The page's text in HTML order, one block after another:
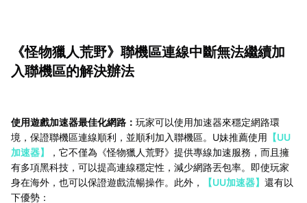
《怪物獵人荒野》聯機區連線中斷無法繼續加
入聯機區的解決辦法
使用遊戲加速器最佳化網路： 玩家可以使用加速器來穩定網路環
境，保證聯機區連線順利，並順利加入聯機區。U妹推薦使用 【UU
加速器】
，它不僅為《怪物獵人荒野》提供專線加速服務，而且擁
有多項黑科技，可以提高連線穩定性，減少網路丟包率。即使玩家
身在海外，也可以保證遊戲流暢操作。此外，
【UU加速器】 還有以
下優勢：